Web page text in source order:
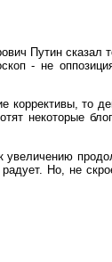
Путин сказал
- не
коррективы, то
некоторые
Но, не